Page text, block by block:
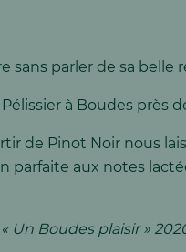
parler de sa belle
à Boudes près
de Pinot Noir nous
parfaite aux notes
Un Boudes plaisir »